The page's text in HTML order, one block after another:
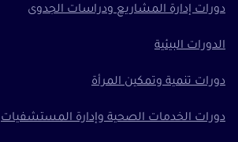
دورات إدارة المشاريع ودراسات الجدوى
الدورات البيئية
دورات تنمية وتمكين المرأة
دورات الخدمات الصحية وإدارة المستشفيات